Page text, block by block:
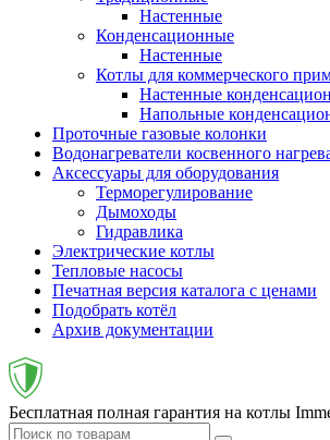
Настенные
Конденсационные
Настенные
Котлы для коммерческого
Настенные
Напольные
Проточные газовые колонки
Водонагреватели косвенного
Аксессуары для оборудования
Терморегулирование
Дымоходы
Гидравлика
Электрические котлы
Тепловые насосы
Печатная версия каталога с ценами
Подобрать котёл
Архив документации
Бесплатная полная гарантия на котлы